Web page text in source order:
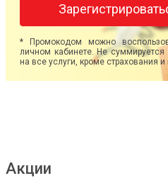
* Промокодом можно
личном кабинете. Не
на все услуги, кроме страхования
Акции